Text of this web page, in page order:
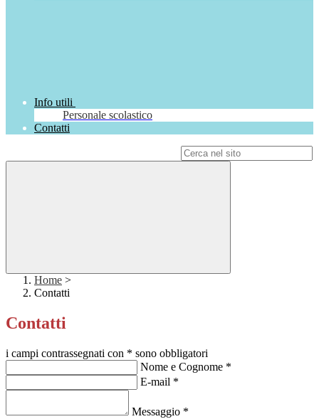
Info utili
Personale scolastico
Contatti
Home >
Contatti
Contatti
i campi contrassegnati con * sono obbligatori
Nome e Cognome *
E-mail *
Messaggio *